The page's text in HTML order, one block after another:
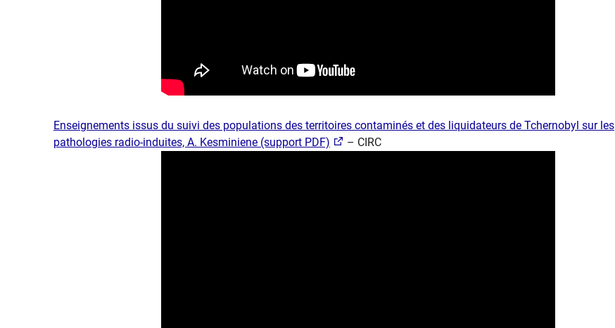
​Enseignements issu​s du suivi des populations des territoires contaminés et des liquidateurs de Tchernobyl sur les
pathologies radio-induites, A. Kesminiene (support PDF)​
– CIRC